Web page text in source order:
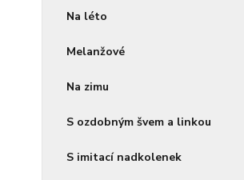
Na léto
Melanžové
Na zimu
S ozdobným švem a linkou
S imitací nadkolenek